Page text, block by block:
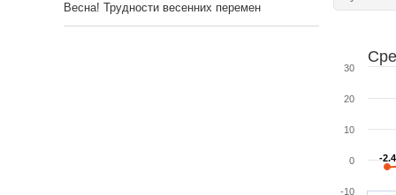
-2.4
-2.4
-10
0
10
20
30
Весна! Трудности весенних перемен